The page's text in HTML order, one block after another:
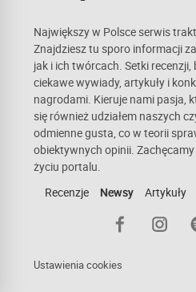
Największy w Polsce serwis
Znajdziesz tu sporo informacji
jak i ich twórcach. Setki
ciekawe wywiady, artykuły i
nagrodami. Kieruje nami pasja,
się również udziałem naszych
odmienne gusta, co w teorii
obiektywnych opinii.
życiu portalu.
Recenzje
Newsy Artykuły
Ustawienia cookies